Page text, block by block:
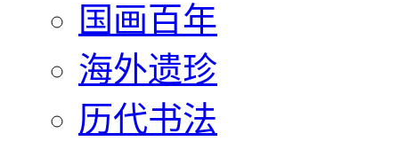
国画百年
海外遗珍
历代书法